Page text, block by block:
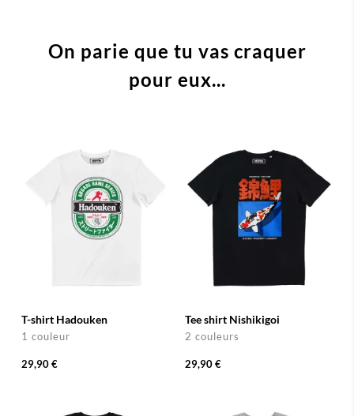
On parie que tu vas craquer
pour eux...
T-shirt Hadouken
1 couleur
29,90 €
Tee shirt Nishikigoi
2 couleurs
29,90 €